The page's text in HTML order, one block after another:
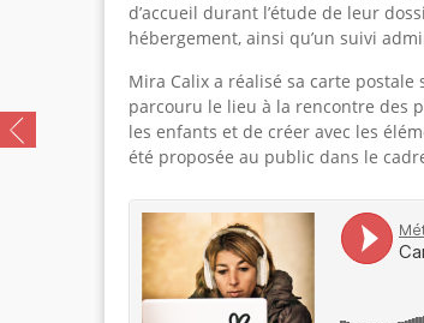
d’accueil durant l’étude de leur
hébergement, ainsi qu’un suivi
Mira Calix a réalisé sa carte postale
parcouru le lieu à la rencontre des
les enfants et de créer avec les
été proposée au public dans le